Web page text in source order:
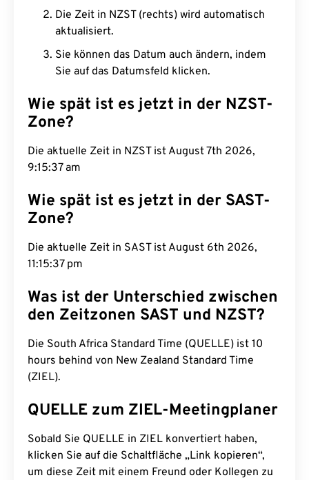
Die Zeit in NZST (rechts) wird automatisch
aktualisiert.
Sie können das Datum auch ändern, indem
Sie auf das Datumsfeld klicken.
Wie spät ist es jetzt in der NZST-
Zone?
Die aktuelle Zeit in NZST ist August 7th 2026,
9:15:38 am
Wie spät ist es jetzt in der SAST-
Zone?
Die aktuelle Zeit in SAST ist August 6th 2026,
11:15:38 pm
Was ist der Unterschied zwischen
den Zeitzonen SAST und NZST?
Die South Africa Standard Time (QUELLE) ist 10
hours behind von New Zealand Standard Time
(ZIEL).
QUELLE zum ZIEL-Meetingplaner
Sobald Sie QUELLE in ZIEL konvertiert haben,
klicken Sie auf die Schaltfläche „Link kopieren“,
um diese Zeit mit einem Freund oder Kollegen zu